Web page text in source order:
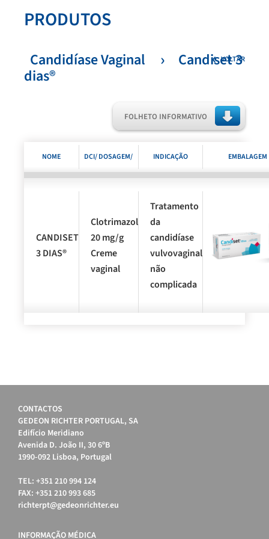
PRODUTOS
Candidíase Vaginal Candiset 3
dias®
VOLTAR
FOLHETO INFORMATIVO
NOME DCI/ DOSAGEM/
FARMACÊUTICA E
INDICAÇÃO EMBALAGEM
CANDISET
3 DIAS®
Clotrimazol
20 mg/g
Creme
vaginal
Tratamento
da
candidíase
vulvovaginal
não
complicada
CONTACTOS
GEDEON RICHTER PORTUGAL, SA
Edifício Meridiano
Avenida D. João II, 30 6ºB
1990-092 Lisboa, Portugal
TEL: +351 210 994 124
FAX: +351 210 993 685
richterpt@gedeonrichter.eu
INFORMAÇÃO MÉDICA